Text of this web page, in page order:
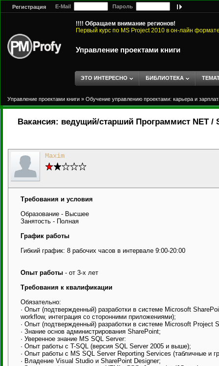
Регистрация E-Mail Пароль
!!!! Обращаем внимание регионов!
Первый курс по MS Project 2010 в он-лайн
Управление проектами книги
ЭТО ИНТЕРЕСНО БИБЛИОТЕКА
Управление проектами книги » Обучение управлению проектами: карьера и
Вакансия: ведущий/старший Программист NET /
Maxim
Требования и условия
Образование - Высшее
Занятость - Полная
График работы
Гибкий график: 8 рабочих часов в интервале 9:00-20:00
Опыт работы - от 3-х лет
Требования к квалификации
Обязательно:
· Опыт (подтвержденный) разработки в системе Microsoft
workflow, интеграция со сторонними приложениями);
· Опыт (подтвержденный) разработки в системе Microsoft Project
· Знание основ администрирования SharePoint;
· Уверенное знание MS SQL Server:
· Опыт работы с T-SQL (версия SQL Server 2005 и выше);
· Опыт работы с MS SQL Server Reporting Services (табличные и
· Владение Visual Studio и SharePoint Designer;